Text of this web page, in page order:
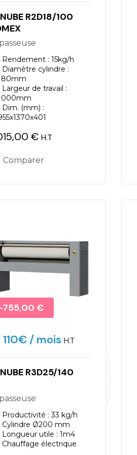
R2D18/100
Rendement : 15kg/h
Diamètre cylindre :
Largeur de travail :
Dim. (mm) :
€ H.T
Comparer
! €
110€/ mois H.T
R3D25/140
Productivité : 33 kg/h
Cylindre Ø200 mm
Longueur utile : 1m4
Chauffage électrique